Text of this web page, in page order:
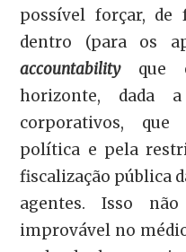
possível forçar, de
dentro (para os
accountabilityque
horizonte, dada
corporativos,
política e pela
fiscalização pública
agentes. Isso
improvável no